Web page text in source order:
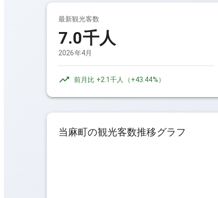
最新観光客数
7.0千人
2026年4月
前月比 +2.1千人 （+43.44%）
当麻町の観光客数推移グラフ